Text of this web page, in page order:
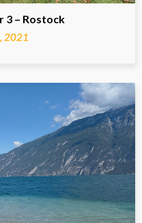
3 – Rostock
2021